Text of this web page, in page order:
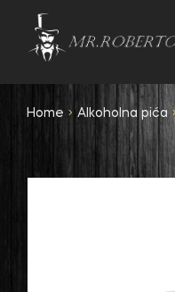
Home Alkoholna pića